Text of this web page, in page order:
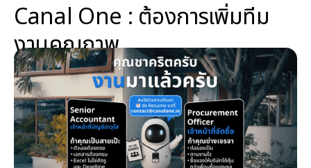
Canal One : ต้องการเพิ่มทีม
งานคุณภาพ